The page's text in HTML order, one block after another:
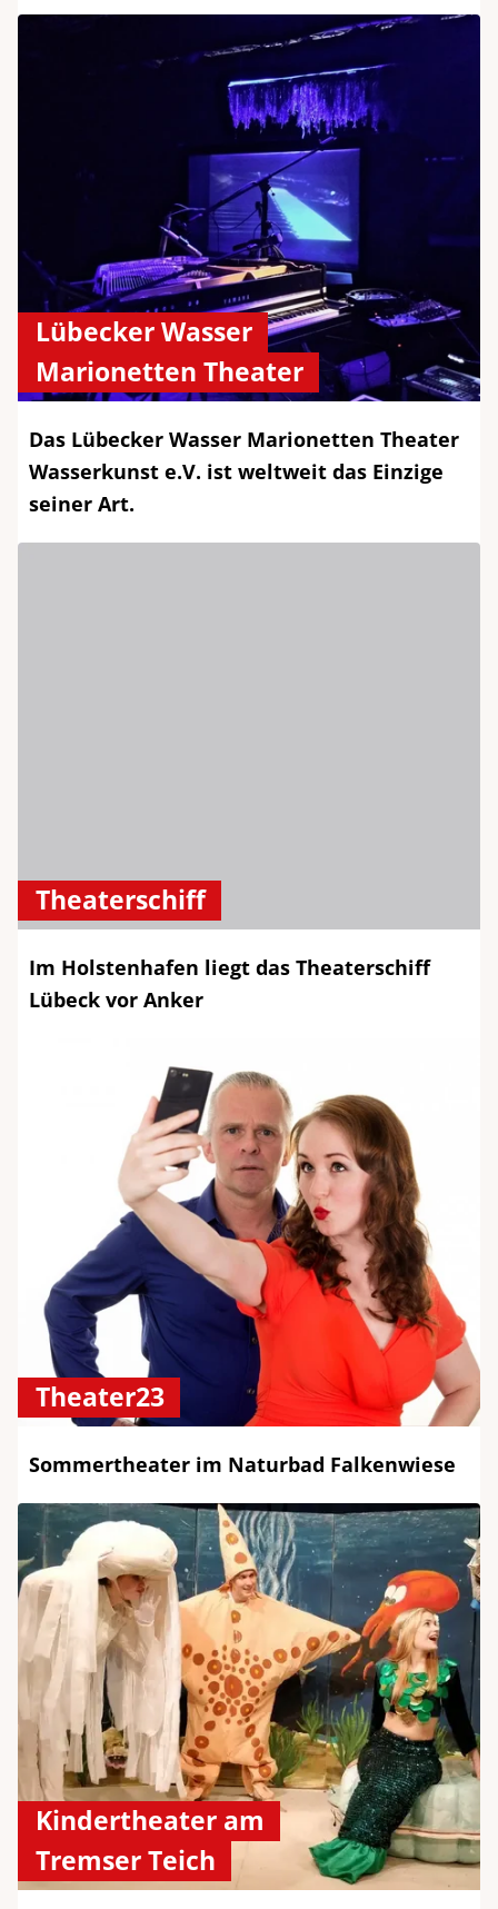
Lübecker Wasser
Marionetten Theater
Das Lübecker Wasser Marionetten Theater
Wasserkunst e.V. ist weltweit das Einzige
seiner Art.
Theaterschiff
Im Holstenhafen liegt das Theaterschiff
Lübeck vor Anker
Theater23
Sommertheater im Naturbad Falkenwiese
Kindertheater am
Tremser Teich